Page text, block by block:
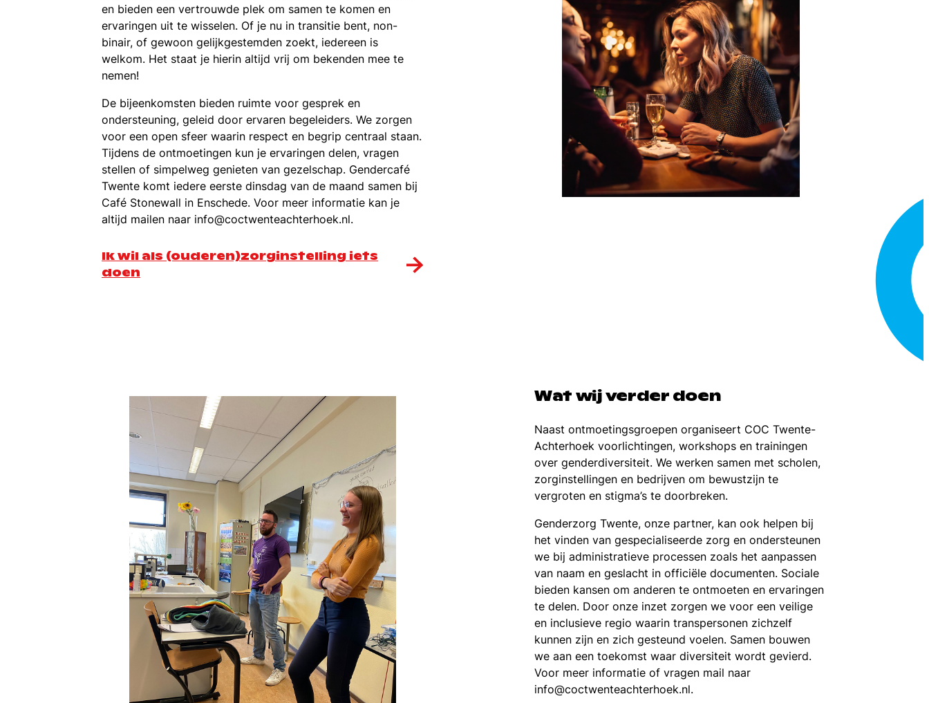
en bieden een vertrouwde plek om samen te komen en
ervaringen uit te wisselen. Of je nu in transitie bent, non-
binair, of gewoon gelijkgestemden zoekt, iedereen is
welkom. Het staat je hierin altijd vrij om bekenden mee te
nemen!
De bijeenkomsten bieden ruimte voor gesprek en
ondersteuning, geleid door ervaren begeleiders. We zorgen
voor een open sfeer waarin respect en begrip centraal staan.
Tijdens de ontmoetingen kun je ervaringen delen, vragen
stellen of simpelweg genieten van gezelschap. Gendercafé
Twente komt iedere eerste dinsdag van de maand samen bij
Café Stonewall in Enschede. Voor meer informatie kan je
altijd mailen naar info@coctwenteachterhoek.nl.
Ik wil als (ouderen)zorginstelling iets
doen
Wat wij verder doen
Naast ontmoetingsgroepen organiseert COC Twente-
Achterhoek voorlichtingen, workshops en trainingen
over genderdiversiteit. We werken samen met scholen,
zorginstellingen en bedrijven om bewustzijn te
vergroten en stigma’s te doorbreken.
Genderzorg Twente, onze partner, kan ook helpen bij
het vinden van gespecialiseerde zorg en ondersteunen
we bij administratieve processen zoals het aanpassen
van naam en geslacht in officiële documenten. Sociale
bieden kansen om anderen te ontmoeten en ervaringen
te delen. Door onze inzet zorgen we voor een veilige
en inclusieve regio waarin transpersonen zichzelf
kunnen zijn en zich gesteund voelen. Samen bouwen
we aan een toekomst waar diversiteit wordt gevierd.
Voor meer informatie of vragen mail naar
info@coctwenteachterhoek.nl.